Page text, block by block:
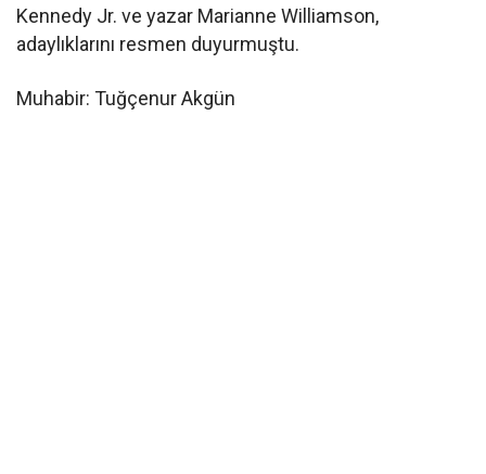
Kennedy Jr. ve yazar Marianne Williamson,
adaylıklarını resmen duyurmuştu.
Muhabir: Tuğçenur Akgün